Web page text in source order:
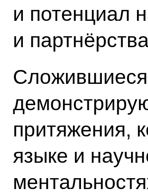
и потенциал
и
притяжения,
языке и